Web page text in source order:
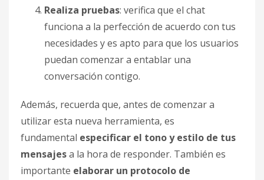
Realiza pruebas: verifica que el chat
funciona a la perfección de acuerdo con tus
necesidades y es apto para que los usuarios
puedan comenzar a entablar una
conversación contigo.
Además, recuerda que, antes de comenzar a
utilizaresta nueva herramienta, es
fundamental especificar el tono y estilo de tus
mensajesa la hora de responder. También es
importante elaborar un protocolo de